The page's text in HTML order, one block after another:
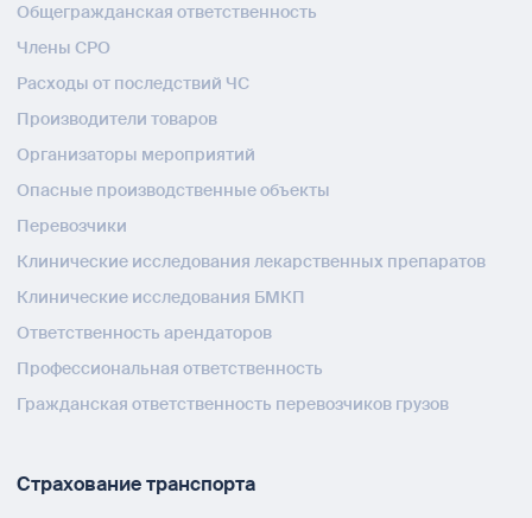
Общегражданская ответственность
Члены СРО
Расходы от последствий ЧС
Производители товаров
Организаторы мероприятий
Опасные производственные объекты
Перевозчики
Клинические исследования лекарственных препаратов
Клинические исследования БМКП
Ответственность арендаторов
Профессиональная ответственность
Гражданская ответственность перевозчиков грузов
Страхование транспорта